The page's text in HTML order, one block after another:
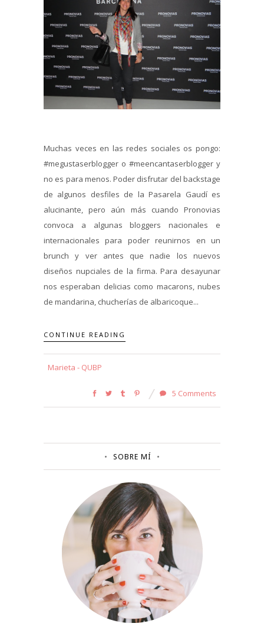
Muchas veces en las redes sociales os pongo:
#megustaserblogger o #meencantaserblogger y
no es para menos. Poder disfrutar del backstage
de algunos desfiles de la Pasarela Gaudí es
alucinante, pero aún más cuando Pronovias
convoca a algunas bloggers nacionales e
internacionales para poder reunirnos en un
brunch y ver antes que nadie los nuevos
diseños nupciales de la firma. Para desayunar
nos esperaban delicias como macarons, nubes
de mandarina, chucherías de albaricoque...
CONTINUE READING
Marieta - QUBP
5 Comments
SOBRE MÍ